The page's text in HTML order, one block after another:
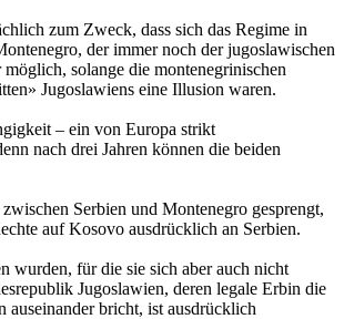
zum Zweck, dass sich das Regime in
der immer noch der jugoslawischen
solange die montenegrinischen
Jugoslawiens eine Illusion waren.
– ein von Europa strikt
nach drei Jahren können die beiden
Serbien und Montenegro gesprengt,
auf Kosovo ausdrücklich an Serbien.
wurden, für die sie sich aber auch nicht
Jugoslawien, deren legale Erbin die
bricht, ist ausdrücklich